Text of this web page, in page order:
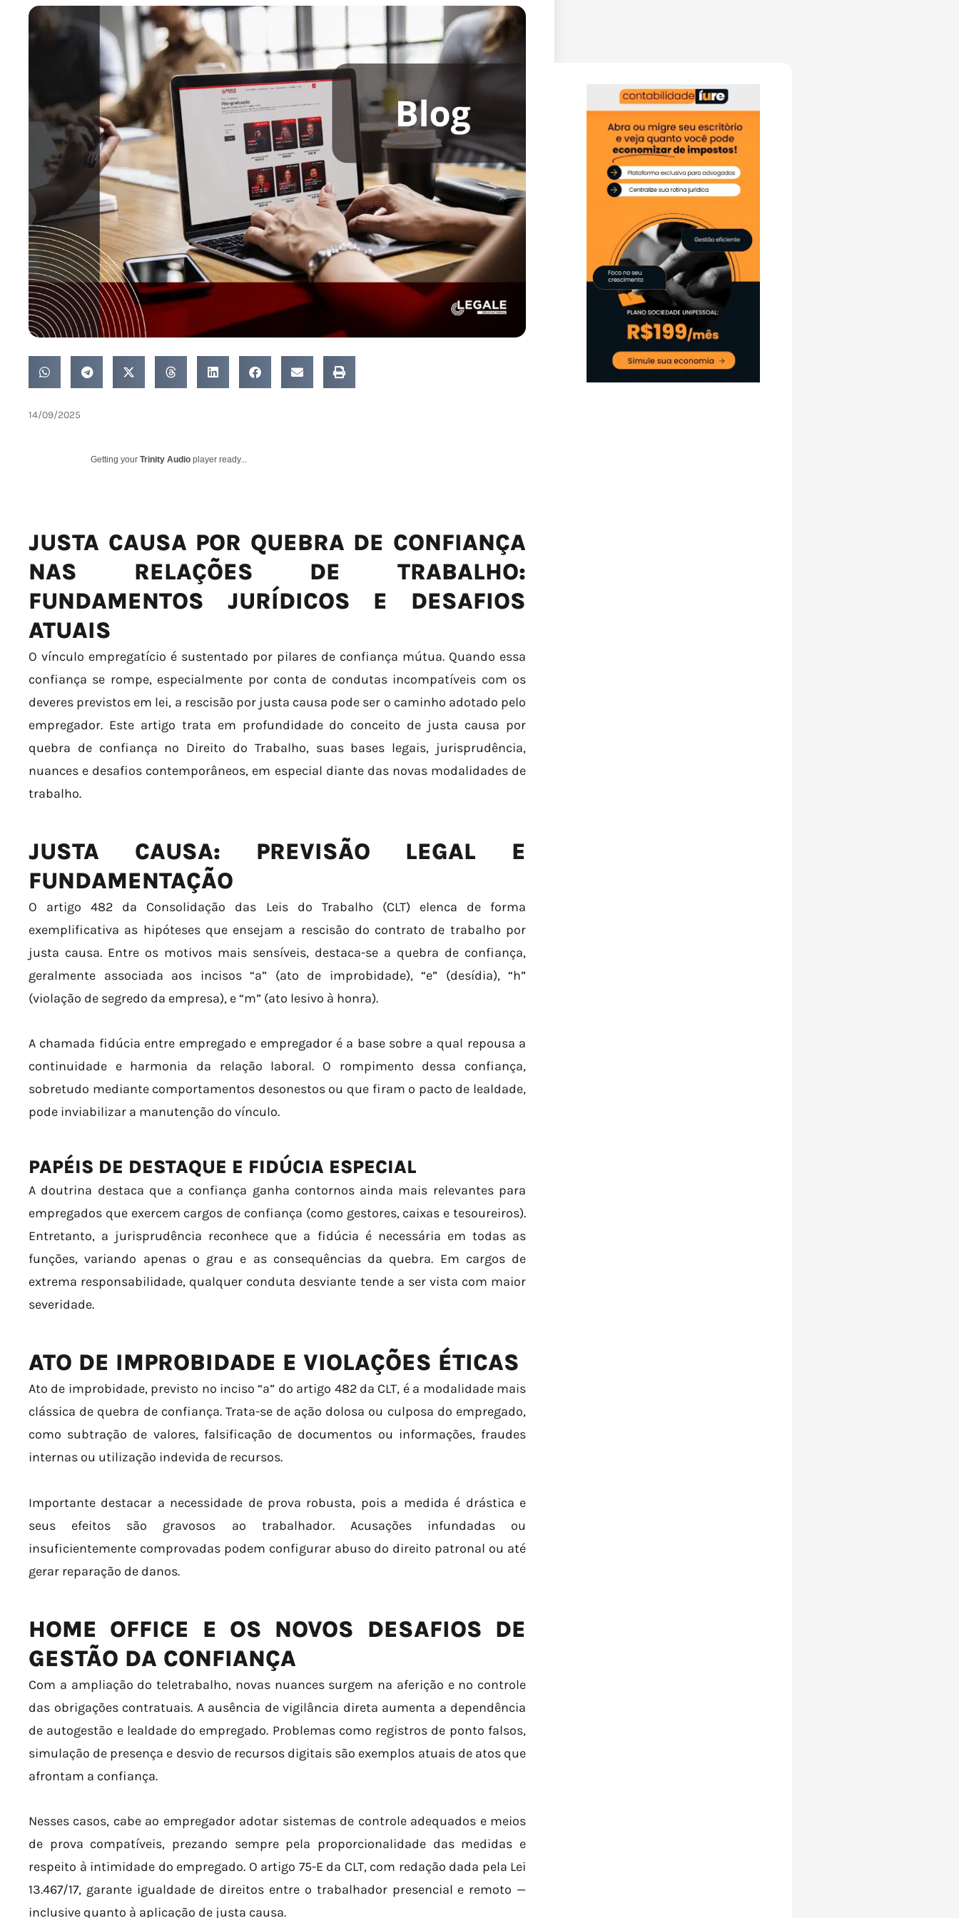
14/09/2025
Getting your Trinity Audio player ready...
JUSTA CAUSA POR QUEBRA DE CONFIANÇA
NAS RELAÇÕES DE TRABALHO:
FUNDAMENTOS JURÍDICOS E DESAFIOS
ATUAIS
O vínculo empregatício é sustentado por pilares de confiança mútua. Quando essa
confiança se rompe, especialmente por conta de condutas incompatíveis com os
deveres previstos em lei, a rescisão por justa causa pode ser o caminho adotado pelo
empregador. Este artigo trata em profundidade do conceito de justa causa por
quebra de confiança no Direito do Trabalho, suas bases legais, jurisprudência,
nuances e desafios contemporâneos, em especial diante das novas modalidades de
trabalho.
JUSTA CAUSA: PREVISÃO LEGAL E
FUNDAMENTAÇÃO
O artigo 482 da Consolidação das Leis do Trabalho (CLT) elenca de forma
exemplificativa as hipóteses que ensejam a rescisão do contrato de trabalho por
justa causa. Entre os motivos mais sensíveis, destaca-se a quebra de confiança,
geralmente associada aos incisos “a” (ato de improbidade), “e” (desídia), “h”
(violação de segredo da empresa), e “m” (ato lesivo à honra).
A chamada fidúcia entre empregado e empregador é a base sobre a qual repousa a
continuidade e harmonia da relação laboral. O rompimento dessa confiança,
sobretudo mediante comportamentos desonestos ou que firam o pacto de lealdade,
pode inviabilizar a manutenção do vínculo.
PAPÉIS DE DESTAQUE E FIDÚCIA ESPECIAL
A doutrina destaca que a confiança ganha contornos ainda mais relevantes para
empregados que exercem cargos de confiança (como gestores, caixas e tesoureiros).
Entretanto, a jurisprudência reconhece que a fidúcia é necessária em todas as
funções, variando apenas o grau e as consequências da quebra. Em cargos de
extrema responsabilidade, qualquer conduta desviante tende a ser vista com maior
severidade.
ATO DE IMPROBIDADE E VIOLAÇÕES ÉTICAS
Ato de improbidade, previsto no inciso “a” do artigo 482 da CLT, é a modalidade mais
clássica de quebra de confiança. Trata-se de ação dolosa ou culposa do empregado,
como subtração de valores, falsificação de documentos ou informações, fraudes
internas ou utilização indevida de recursos.
Importante destacar a necessidade de prova robusta, pois a medida é drástica e
seus efeitos são gravosos ao trabalhador. Acusações infundadas ou
insuficientemente comprovadas podem configurar abuso do direito patronal ou até
gerar reparação de danos.
HOME OFFICE E OS NOVOS DESAFIOS DE
GESTÃO DA CONFIANÇA
Com a ampliação do teletrabalho, novas nuances surgem na aferição e no controle
das obrigações contratuais. A ausência de vigilância direta aumenta a dependência
de autogestão e lealdade do empregado. Problemas como registros de ponto falsos,
simulação de presença e desvio de recursos digitais são exemplos atuais de atos que
afrontam a confiança.
Nesses casos, cabe ao empregador adotar sistemas de controle adequados e meios
de prova compatíveis, prezando sempre pela proporcionalidade das medidas e
respeito à intimidade do empregado. O artigo 75-E da CLT, com redação dada pela Lei
13.467/17, garante igualdade de direitos entre o trabalhador presencial e remoto —
inclusive quanto à aplicação de justa causa.